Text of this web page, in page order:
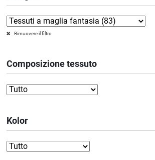
Rimuovere il filtro
Composizione tessuto
Kolor